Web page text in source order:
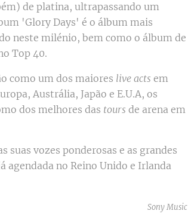
de platina, ultrapassando um
'Glory Days' é o álbum mais
neste milénio, bem como o álbum de
Top 40.
como um dos maiores live acts em
Austrália, Japão e E.U.A, os
dos melhores das tours de arena em
suas vozes ponderosas e as grandes
agendada no Reino Unido e Irlanda
Sony Music